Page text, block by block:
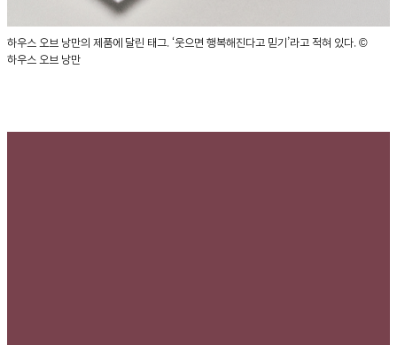
하우스 오브 낭만의 제품에 달린 태그. ‘웃으면 행복해진다고 믿기’라고 적혀 있다. ©
하우스 오브 낭만